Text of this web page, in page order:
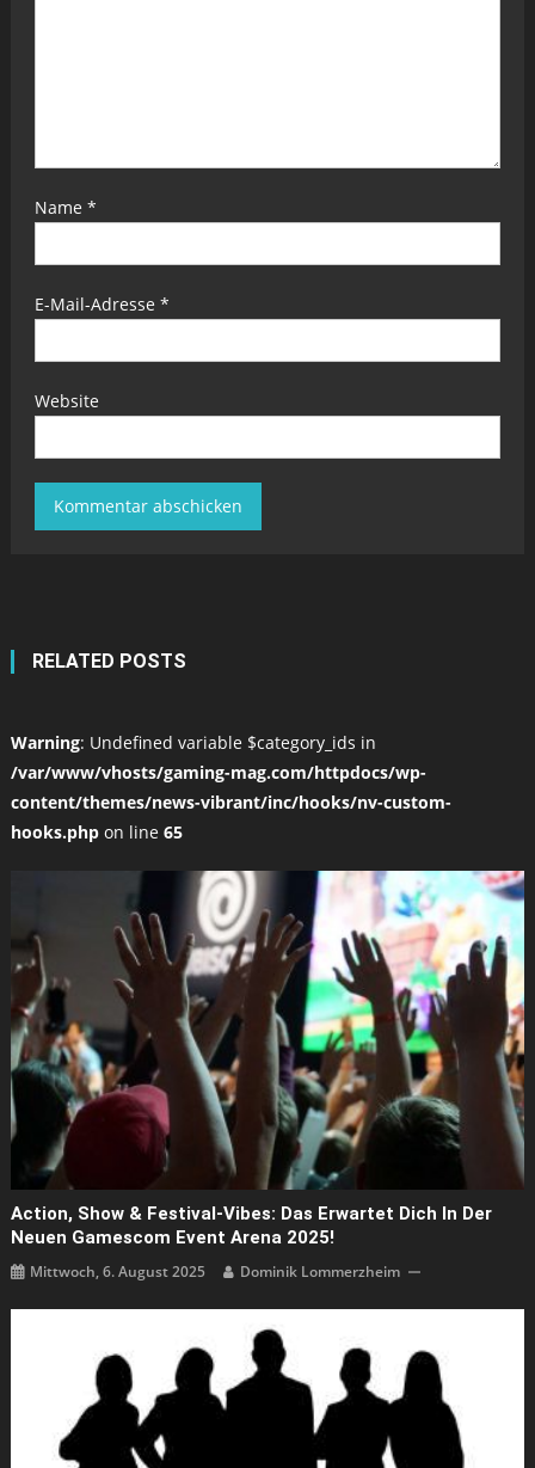
Name *
E-Mail-Adresse *
Website
RELATED POSTS
Warning: Undefined variable $category_ids in
/var/www/vhosts/gaming-mag.com/httpdocs/wp-
content/themes/news-vibrant/inc/hooks/nv-custom-
hooks.phpon line 65
Action, Show & Festival-Vibes: Das Erwartet Dich In Der
Neuen Gamescom Event Arena 2025!
Mittwoch, 6. August 2025 Dominik Lommerzheim